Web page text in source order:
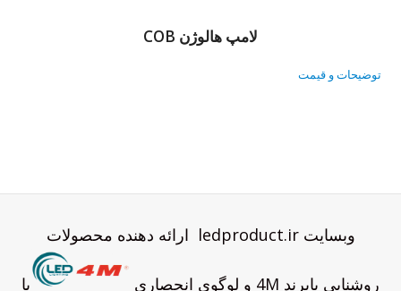
لامپ هالوژن COB
توضیحات و قیمت
وبسایت ledproduct.ir ارائه دهنده محصولات
روشنایی بابرند 4M و لوگوی انحصاری با